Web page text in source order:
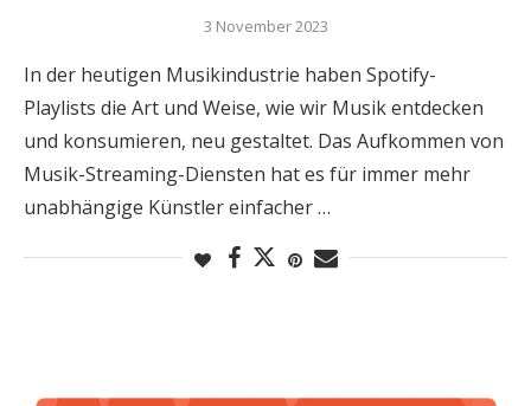
3 November 2023
In der heutigen Musikindustrie haben Spotify-
Playlists die Art und Weise, wie wir Musik entdecken
und konsumieren, neu gestaltet. Das Aufkommen von
Musik-Streaming-Diensten hat es für immer mehr
unabhängige Künstler einfacher …